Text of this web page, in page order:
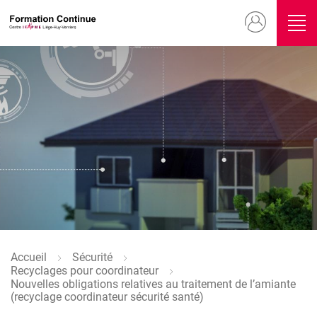
au
contenu
principal
Menu
du
l'utilisateur
Fil
d'Ariane
Accueil
Sécurité
Recyclages pour coordinateur
Nouvelles obligations relatives au traitement de l’amiante
(recyclage coordinateur sécurité santé)